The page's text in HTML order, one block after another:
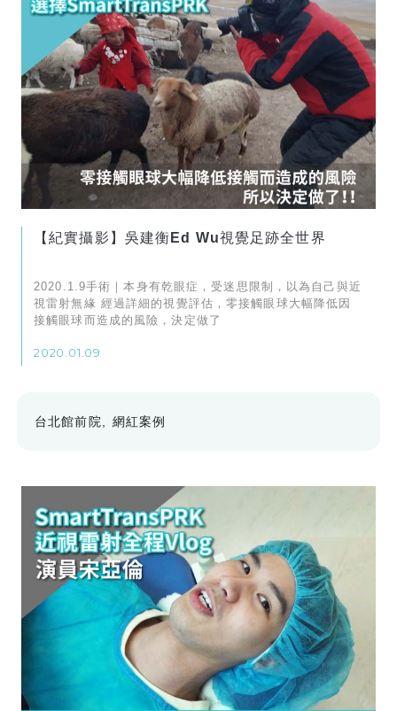
【紀實攝影】吳建衡Ed Wu視覺足跡全世界
2020.1.9手術｜本身有乾眼症，受迷思限制，以為自己與近
視雷射無緣 經過詳細的視覺評估，零接觸眼球大幅降低因
接觸眼球而造成的風險，決定做了
2020.01.09
台北館前院 網紅案例